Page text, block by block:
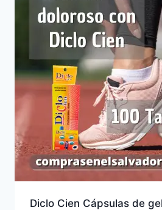
Diclo Cien Cápsulas de